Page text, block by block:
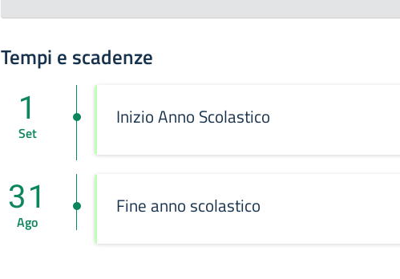
Tempi e scadenze
Inizio Anno Scolastico
1
Set
Fine anno scolastico
31
Ago